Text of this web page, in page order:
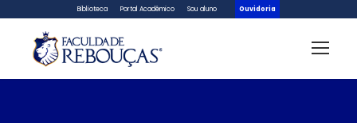
Biblioteca Portal Acadêmico Sou aluno Ouvidoria